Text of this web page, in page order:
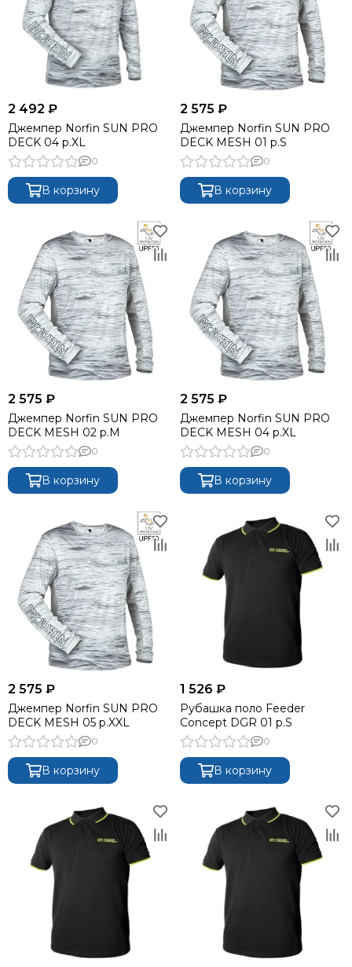
2 492 ₽
Джемпер Norfin SUN PRO
DECK 04 р.XL
0
В корзину
2 575 ₽
Джемпер Norfin SUN PRO
DECK MESH 01 р.S
0
В корзину
2 575 ₽
Джемпер Norfin SUN PRO
DECK MESH 02 р.M
0
В корзину
2 575 ₽
Джемпер Norfin SUN PRO
DECK MESH 04 р.XL
0
В корзину
2 575 ₽
Джемпер Norfin SUN PRO
DECK MESH 05 р.XXL
0
В корзину
1 526 ₽
Рубашка поло Feeder
Concept DGR 01 р.S
0
В корзину